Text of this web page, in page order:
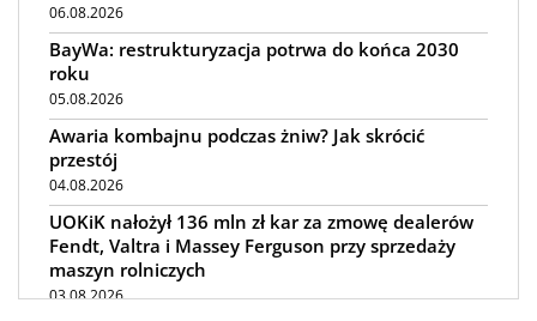
06.08.2026
BayWa: restrukturyzacja potrwa do końca 2030
roku
05.08.2026
Awaria kombajnu podczas żniw? Jak skrócić
przestój
04.08.2026
UOKiK nałożył 136 mln zł kar za zmowę dealerów
Fendt, Valtra i Massey Ferguson przy sprzedaży
maszyn rolniczych
03.08.2026